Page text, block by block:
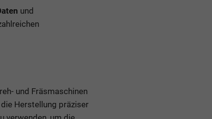
und
und Fräsmaschinen
Herstellung präziser